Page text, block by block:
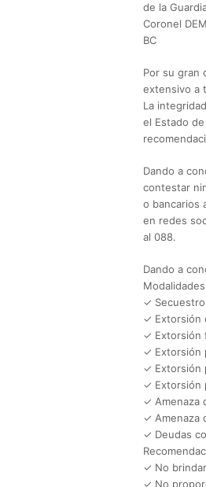
de la
Coronel
BC
Por su gran
extensivo a
La
el Estado
Dando a
contestar
o bancarios
en redes
al 088.
Dando a
✓
✓ Extorsión
✓ Extorsión
✓ Extorsión
✓ Extorsión
✓ Extorsión
✓ Amenaza
✓ Amenaza
✓ Deudas
✓ No
✓ No